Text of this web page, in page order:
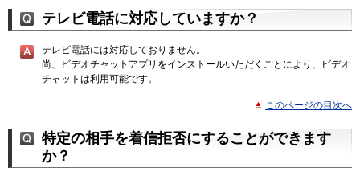
テレビ電話に対応していますか？
テレビ電話には対応しておりません。
尚、ビデオチャットアプリをインストールいただくことにより、ビデオ
チャットは利用可能です。
このページの目次へ
特定の相手を着信拒否にすることができます
か？